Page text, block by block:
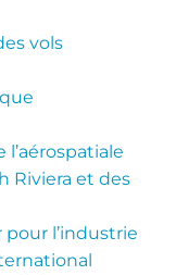
vols
l’aérospatiale
Riviera et des
pour l’industrie